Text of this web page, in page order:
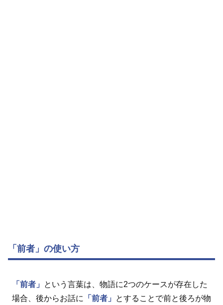
「前者」の使い方
「前者」
という言葉は、物語に2つのケースが存在した
場合、後からお話に
「前者」
とすることで前と後ろが物